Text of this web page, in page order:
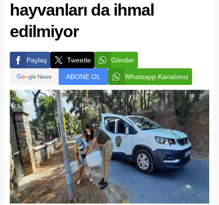
hayvanları da ihmal
edilmiyor
Paylaş Tweetle Gönder
ABONE OL Whatsapp Kanalımız